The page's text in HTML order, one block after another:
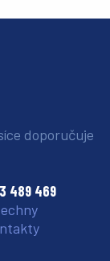
doporučuje
489 469